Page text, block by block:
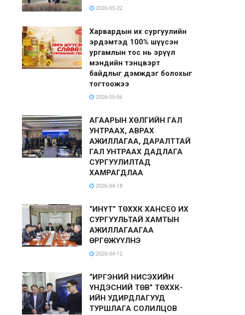
2026-05-22
Харвардын их сургуулийн
эрдэмтэд 100% шүүсэн
ургамлын тос нь эрүүл
мэндийн тэнцвэрт
байдлыг дэмждэг болохыг
тогтоожээ
2026-05-06
АГААРЫН ХӨЛГИЙН ГАЛ
УНТРААХ, АВРАХ
АЖИЛЛАГАА, ДАРАЛТТАЙ
ГАЛ УНТРААХ ДАДЛАГА
СУРГУУЛИЛТАД
ХАМРАГДЛАА
2026-04-18
“ИНҮТ” ТӨХХК ХАНСЕО ИХ
СУРГУУЛЬТАЙ ХАМТЫН
АЖИЛЛАГААГАА
ӨРГӨЖҮҮЛНЭ
2026-04-12
“ИРГЭНИЙ НИСЭХИЙН
ҮНДЭСНИЙ ТӨВ” ТӨХХК-
ИЙН УДИРДЛАГУУД
ТУРШЛАГА СОЛИЛЦОВ